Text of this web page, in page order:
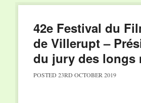
42e Festival du
de Villerupt –
du jury des longs
POSTED 23RD OCTOBER 2019